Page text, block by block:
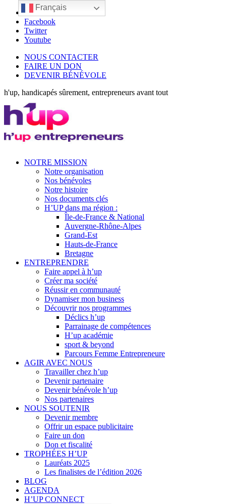
LinkedIn
Facebook
Twitter
Youtube
NOUS CONTACTER
FAIRE UN DON
DEVENIR BÉNÉVOLE
h'up, handicapés sûrement, entrepreneurs avant tout
NOTRE MISSION
Notre organisation
Nos bénévoles
Notre histoire
Nos documents clés
H’UP dans ma région :
Île-de-France & National
Auvergne-Rhône-Alpes
Grand-Est
Hauts-de-France
Bretagne
ENTREPRENDRE
Faire appel à h’up
Créer ma société
Réussir en communauté
Dynamiser mon business
Découvrir nos programmes
Déclics h’up
Parrainage de compétences
H’up académie
sport & beyond
Parcours Femme Entrepreneure
AGIR AVEC NOUS
Travailler chez h’up
Devenir partenaire
Devenir bénévole h’up
Nos partenaires
NOUS SOUTENIR
Devenir membre
Offrir un espace publicitaire
Faire un don
Don et fiscalité
TROPHÉES H’UP
Lauréats 2025
Les finalistes de l’édition 2026
BLOG
AGENDA
H’UP CONNECT
Français